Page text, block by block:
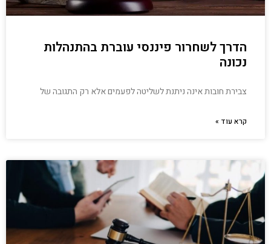
הדרך לשחרור פיננסי עוברת בהתנהלות
נכונה
צבירת חובות אינה ניתנת לשליטה לפעמים אלא רק התגובה של
קרא עוד »